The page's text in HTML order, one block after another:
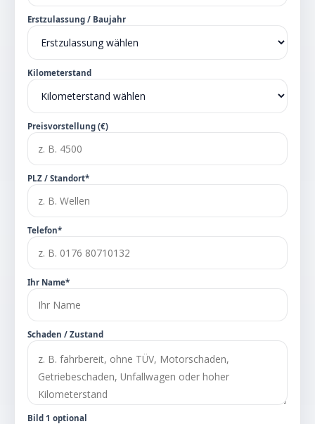
Erstzulassung / Baujahr
Kilometerstand
Preisvorstellung (€)
PLZ / Standort*
Telefon*
Ihr Name*
Schaden / Zustand
Bild 1 optional